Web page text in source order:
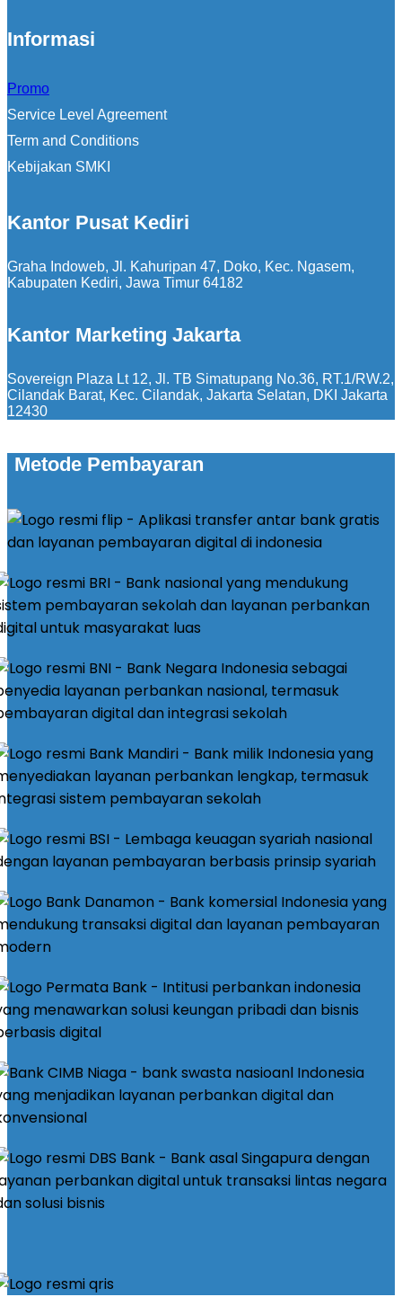
Informasi
Promo
Service Level Agreement
Term and Conditions
Kebijakan SMKI
Kantor Pusat Kediri
Graha Indoweb, Jl. Kahuripan 47, Doko, Kec. Ngasem,
Kabupaten Kediri, Jawa Timur 64182
Kantor Marketing Jakarta
Sovereign Plaza Lt 12, Jl. TB Simatupang No.36, RT.1/RW.2,
Cilandak Barat, Kec. Cilandak, Jakarta Selatan, DKI Jakarta
12430
Metode Pembayaran